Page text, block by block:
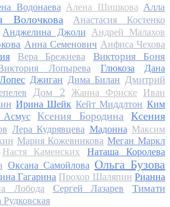
Водонаева Алена Шишкова Алла
Волочкова Анастасия Костенко
Анджелина Джоли
Андрей Малахов
Анна Семенович Анфиса Чехова
Вера Брежнева Виктория Боня
Лопырева Глюкоза
Дана
Джиган Дима Билан Дмитрий
Дом 2 Жанна Фриске
Иван
Ирина Шейк Кейт Миддлтон Ким
Асмус Ксения Бородина
Ксения
Лера Кудрявцева Мадонна Максим
Мария Кожевникова Меган Маркл
Настя Каменских
Наташа Королева
Оксана Самойлова Ольга Бузова
Гагарина Прохор Шаляпин Рианна
Лобода Сергей Лазарев
Тимати
Рудковская